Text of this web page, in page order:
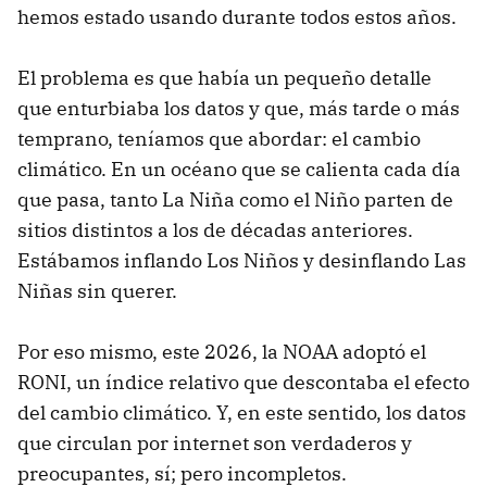
hemos estado usando durante todos estos años.
El problema es que había un pequeño detalle
que enturbiaba los datos y que, más tarde o más
temprano, teníamos que abordar: el cambio
climático. En un océano que se calienta cada día
que pasa, tanto La Niña como el Niño parten de
sitios distintos a los de décadas anteriores.
Estábamos inflando Los Niños y desinflando Las
Niñas sin querer.
Por eso mismo, este 2026, la NOAA adoptó el
RONI, un índice relativo que descontaba el efecto
del cambio climático. Y, en este sentido, los datos
que circulan por internet son verdaderos y
preocupantes, sí; pero incompletos.